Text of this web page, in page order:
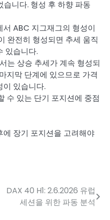
니다. 형성 후 하향 파동
ABC 지그재그의 형성이
완전히 형성되면 추세 움직
있습니다.
는 상승 추세가 계속 형성되
지막 단계에 있으므로 가격
이 있습니다.
수 있는 단기 포지션에 중점
장기 포지션을 고려해야
DAX 40 H1: 2.6.2026 유럽
세션을 위한 파동 분석